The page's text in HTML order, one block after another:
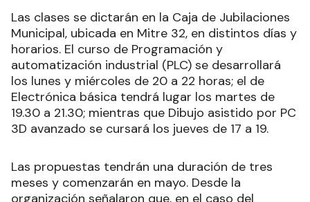
Las clases se dictarán en la Caja de Jubilaciones
Municipal, ubicada en Mitre 32, en distintos días y
horarios. El curso de Programación y
automatización industrial (PLC) se desarrollará
los lunes y miércoles de 20 a 22 horas; el de
Electrónica básica tendrá lugar los martes de
19.30 a 21.30; mientras que Dibujo asistido por PC
3D avanzado se cursará los jueves de 17 a 19.
Las propuestas tendrán una duración de tres
meses y comenzarán en mayo. Desde la
organización señalaron que, en el caso del